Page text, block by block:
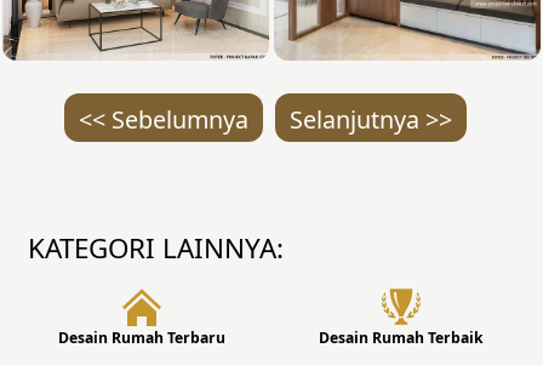
<< Sebelumnya Selanjutnya >>
KATEGORI LAINNYA:
Desain Rumah Terbaru Desain Rumah Terbaik